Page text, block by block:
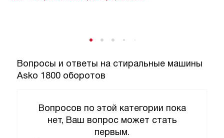
Вопросы и ответы на стиральные машины
Asko 1800 оборотов
Вопросов по этой категории пока
нет, Ваш вопрос может стать
первым.